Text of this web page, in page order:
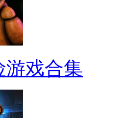
游戏合集